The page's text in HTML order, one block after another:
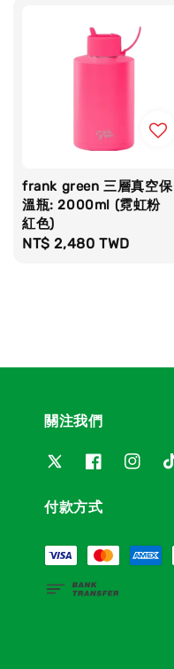
frank green 三層真空保
溫瓶: 2000ml (霓虹粉
紅色)
Regular
NT$ 2,480 TWD
關注我們
付款方式